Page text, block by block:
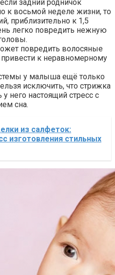
задний родничок
к восьмой неделе жизни, то
приблизительно к 1,5
легко повредить нежную
повредить волосяные
к неравномерному
у малыша ещё только
исключить, что стрижка
него настоящий стресс с
сна.
из салфеток:
изготовления стильных